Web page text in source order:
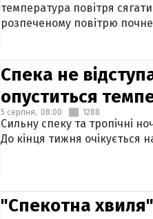
температура повітря
розпеченому повітрю
Спека не
опуститься
5 серпня, 08:00 1288
Сильну спеку та тропічні
До кінця тижня
"Спекотна